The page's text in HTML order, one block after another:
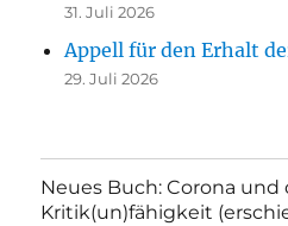
31. Juli 2026
Appell für den Erhalt
29. Juli 2026
Neues Buch: Corona und
Kritik(un)fähigkeit